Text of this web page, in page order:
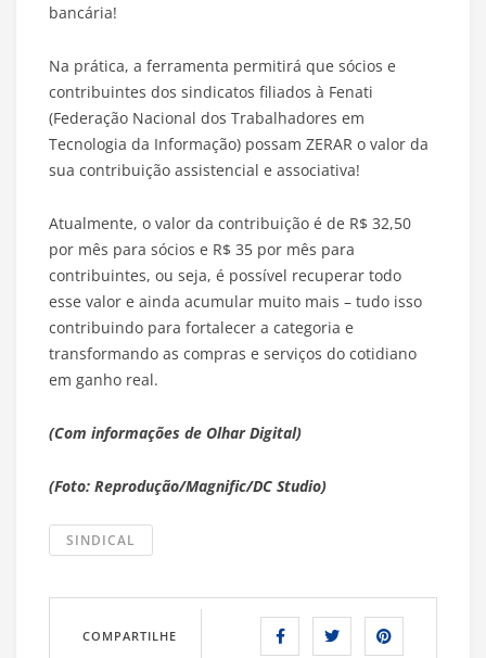
bancária!
Na prática, a ferramenta permitirá que sócios e
contribuintes dos sindicatos filiados à Fenati
(Federação Nacional dos Trabalhadores em
Tecnologia da Informação) possam ZERAR o valor da
sua contribuição assistencial e associativa!
Atualmente, o valor da contribuição é de R$ 32,50
por mês para sócios e R$ 35 por mês para
contribuintes, ou seja, é possível recuperar todo
esse valor e ainda acumular muito mais – tudo isso
contribuindo para fortalecer a categoria e
transformando as compras e serviços do cotidiano
em ganho real.
(Com informações de Olhar Digital)
(Foto: Reprodução/Magnific/DC Studio)
SINDICAL
COMPARTILHE